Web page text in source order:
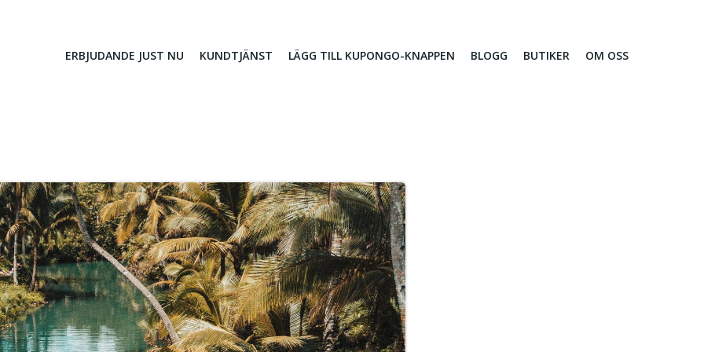
ERBJUDANDE JUST NU KUNDTJÄNST LÄGG TILL KUPONGO-KNAPPEN BLOGG BUTIKER OM OSS